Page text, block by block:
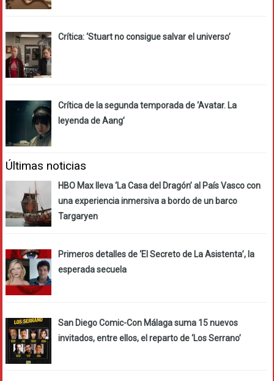
Crítica: ‘Stuart no consigue salvar el universo’
Crítica de la segunda temporada de ‘Avatar. La
leyenda de Aang’
Últimas noticias
HBO Max lleva ‘La Casa del Dragón’ al País Vasco con
una experiencia inmersiva a bordo de un barco
Targaryen
Primeros detalles de ‘El Secreto de La Asistenta’, la
esperada secuela
San Diego Comic-Con Málaga suma 15 nuevos
invitados, entre ellos, el reparto de ‘Los Serrano’